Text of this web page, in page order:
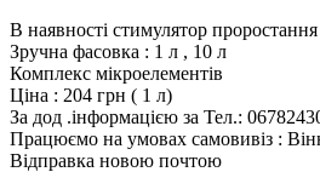
В наявності стимулятор
Зручна фасовка : 1 л , 10 л
Комплекс мікроелементів
Ціна : 204 грн ( 1 л)
За дод .інформацією за Тел.:
Працюємо на умовах самовивіз :
Відправка новою почтою